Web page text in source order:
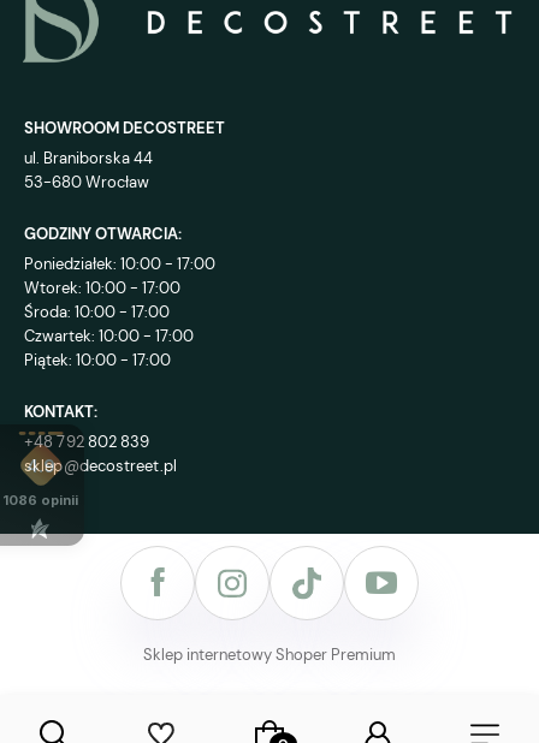
SHOWROOM DECOSTREET
ul. Braniborska 44
53-680 Wrocław
GODZINY OTWARCIA:
Poniedziałek: 10:00 - 17:00
Wtorek: 10:00 - 17:00
Środa: 10:00 - 17:00
Czwartek: 10:00 - 17:00
Piątek: 10:00 - 17:00
KONTAKT:
+48 792 802 839
sklep@decostreet.pl
4.9
1086 opinii
Sklep internetowy Shoper Premium